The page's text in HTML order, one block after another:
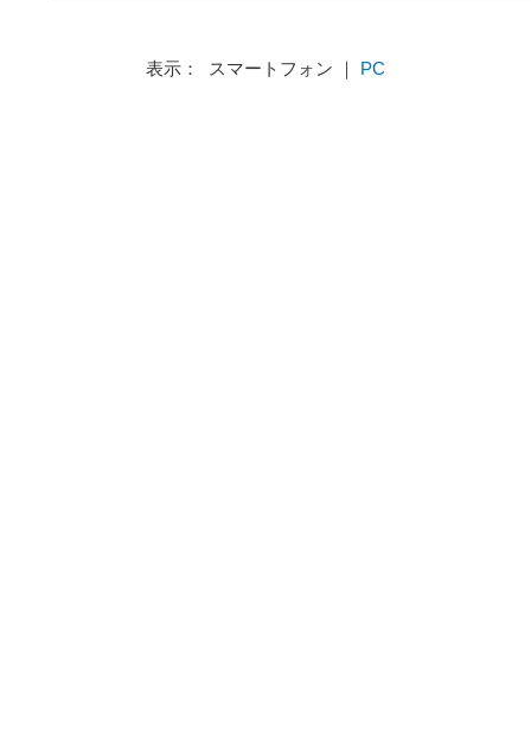
表示： スマートフォン ｜ PC